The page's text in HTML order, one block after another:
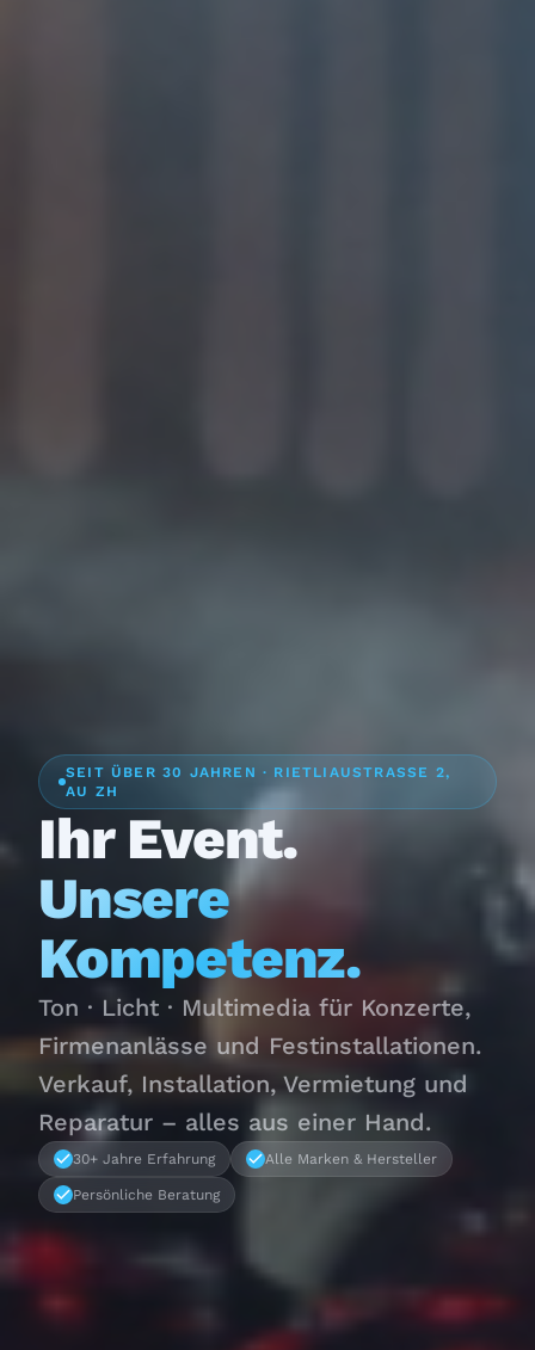
SEIT ÜBER 30 JAHREN · RIETLIAUSTRASSE 2,
AU ZH
Ihr Event.
Unsere
Kompetenz.
Ton · Licht · Multimedia für Konzerte,
Firmenanlässe und Festinstallationen.
Verkauf, Installation, Vermietung und
Reparatur – alles aus einer Hand.
30+ Jahre Erfahrung Alle Marken & Hersteller
Persönliche Beratung